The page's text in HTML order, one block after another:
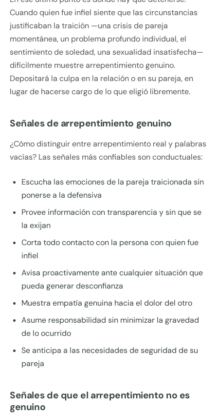
Cuando quien fue infiel siente que las circunstancias
justificaban la traición —una crisis de pareja
momentánea, un problema profundo individual, el
sentimiento de soledad, una sexualidad insatisfecha—
difícilmente muestre arrepentimiento genuino.
Depositará la culpa en la relación o en su pareja, en
lugar de hacerse cargo de lo que eligió libremente.
Señales de arrepentimiento genuino
¿Cómo distinguir entre arrepentimiento real y palabras
vacías? Las señales más confiables son conductuales:
Escucha las emociones de la pareja traicionada sin
ponerse a la defensiva
Provee información con transparencia y sin que se
la exijan
Corta todo contacto con la persona con quien fue
infiel
Avisa proactivamente ante cualquier situación que
pueda generar desconfianza
Muestra empatía genuina hacia el dolor del otro
Asume responsabilidad sin minimizar la gravedad
de lo ocurrido
Se anticipa a las necesidades de seguridad de su
pareja
Señales de que el arrepentimiento no es
genuino